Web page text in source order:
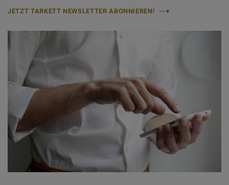
JETZT TARKETT NEWSLETTER ABONNIEREN!